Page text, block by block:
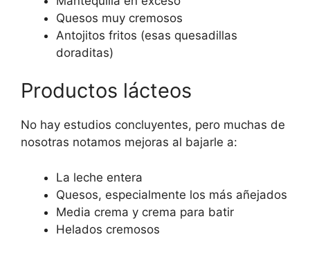
Quesos muy cremosos
Antojitos fritos (esas quesadillas
doraditas)
Productos lácteos
No hay estudios concluyentes, pero muchas de
nosotras notamos mejoras al bajarle a:
La leche entera
Quesos, especialmente los más añejados
Media crema y crema para batir
Helados cremosos